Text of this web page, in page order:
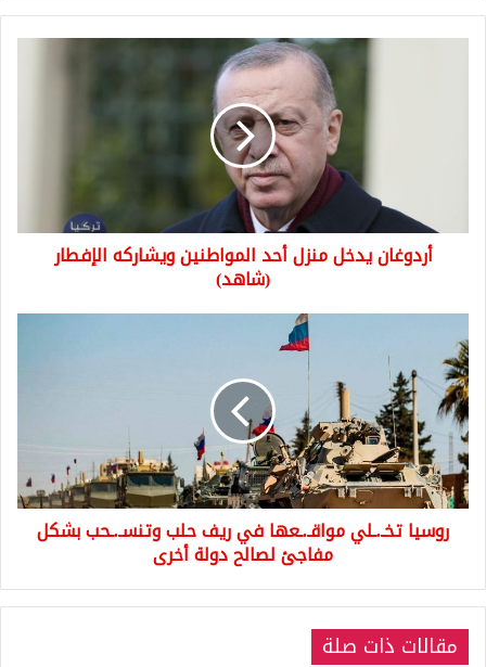
أردوغان يدخل منزل أحد المواطنين ويشاركه الإفطار
(شاهد)
تخـ.ـلي
مواقـ.ـعها
في
ريف
حلب
وتنسـ.ـحب
بشكل
مفاجئ
لصالح
دولة
روسيا تخـ.ـلي مواقـ.ـعها في ريف حلب وتنسـ.ـحب بشكل
مفاجئ لصالح دولة أخرى
مقالات ذات صلة